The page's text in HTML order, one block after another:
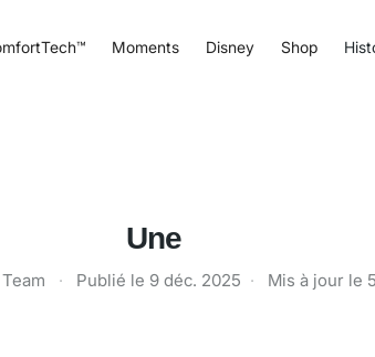
Moments Disney Shop
Une
· Publié le 9 déc. 2025 · Mis à jour le